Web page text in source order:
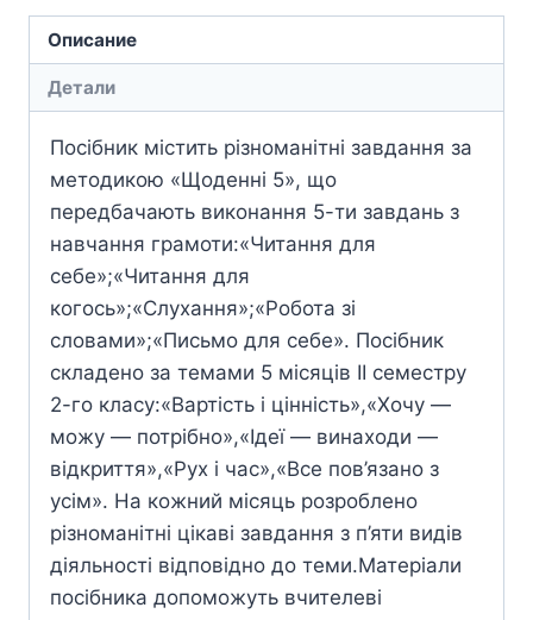
Описание
Детали
Посібник містить різноманітні завдання за
методикою «Щоденні 5», що
передбачають виконання 5-ти завдань з
навчання грамоти:«Читання для
себе»;«Читання для
когось»;«Слухання»;«Робота зі
словами»;«Письмо для себе». Посібник
складено за темами 5 місяців ІІ семестру
2-го класу:«Вартість і цінність»,«Хочу —
можу — потрібно»,«Ідеї — винаходи —
відкриття»,«Рух і час»,«Все пов’язано з
усім». На кожний місяць розроблено
різноманітні цікаві завдання з п’яти видів
діяльності відповідно до теми.Матеріали
посібника допоможуть вчителеві